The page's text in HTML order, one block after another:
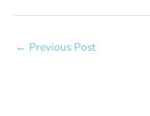
← Previous Post